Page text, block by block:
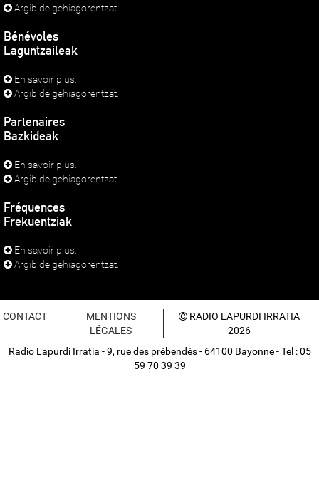
Argibide gehiagorentzat...
Bénévoles
Laguntzaileak
En savoir plus...
Argibide gehiagorentzat...
Partenaires
Bazkideak
En savoir plus...
Argibide gehiagorentzat...
Fréquences
Frekuentziak
En savoir plus...
Argibide gehiagorentzat...
CONTACT
MENTIONS
LÉGALES
RADIO LAPURDI IRRATIA
2026
Radio Lapurdi Irratia - 9, rue des prébendés - 64100 Bayonne - Tel : 05
59 70 39 39